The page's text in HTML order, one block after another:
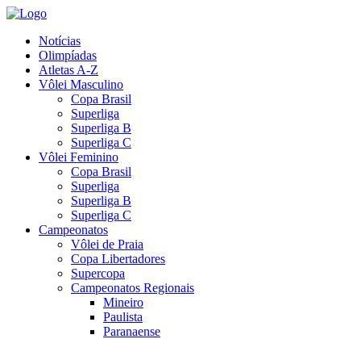
Notícias
Olimpíadas
Atletas A-Z
Vôlei Masculino
Copa Brasil
Superliga
Superliga B
Superliga C
Vôlei Feminino
Copa Brasil
Superliga
Superliga B
Superliga C
Campeonatos
Vôlei de Praia
Copa Libertadores
Supercopa
Campeonatos Regionais
Mineiro
Paulista
Paranaense